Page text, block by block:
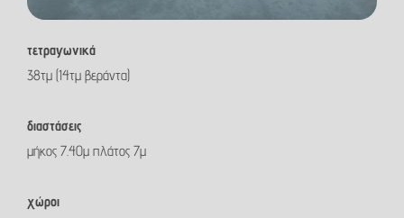
τετραγωνικά
38τμ (14τμ βεράντα)
διαστάσεις
μήκος 7.40μ πλάτος 7μ
χώροι